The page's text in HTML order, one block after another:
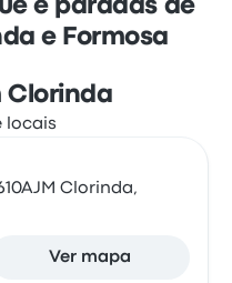
e paradas de
e Formosa
Clorinda
Clorinda,
Ver mapa